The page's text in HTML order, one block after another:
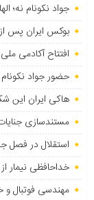
جواد نکونام نه؛
بوکس ایران پس از ۸۵ سال صاحب آکادمی تیم های ملی شد
افتتاح آکادمی
حضور جواد
هاکی ایران این
مستندسازی
استقلال در فصل
خداحافظی نیمار
مهندسی فوتبال و